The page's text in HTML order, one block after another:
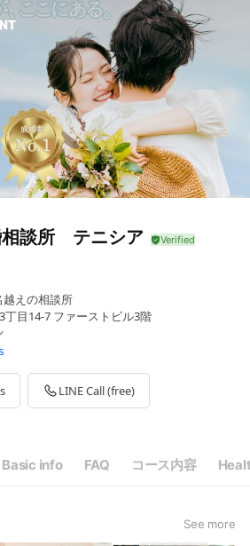
相談所 テニシア
えの相談所
目14-7 ファーストビル3階
間受付
LINE Call (free)
Basic info FAQ コース内容
See more